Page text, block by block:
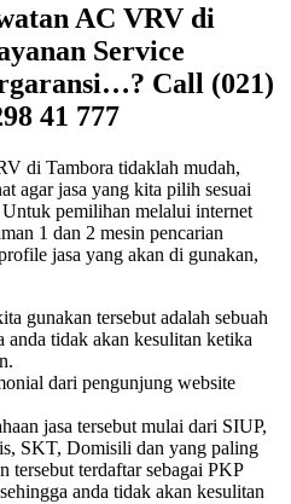
AC VRV di
Service
Call (021)
41 777
di Tambora tidaklah mudah,
agar jasa yang kita pilih sesuai
pemilihan melalui internet
1 dan 2 mesin pencarian
jasa yang akan di gunakan,
gunakan tersebut adalah sebuah
anda tidak akan kesulitan ketika
dari pengunjung website
jasa tersebut mulai dari SIUP,
SKT, Domisili dan yang paling
tersebut terdaftar sebagai PKP
anda tidak akan kesulitan